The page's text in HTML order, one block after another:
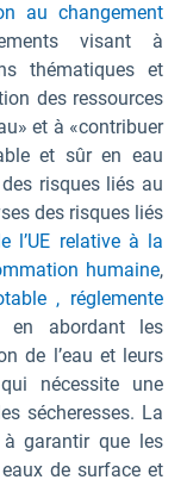
au changement
visant à
thématiques et
des ressources
et à «contribuer
et sûr en eau
risques liés au
des risques liés
l’UE relative à la
humaine,
, réglemente
abordant les
de l’eau et leurs
nécessite une
sécheresses. La
garantir que les
de surface et